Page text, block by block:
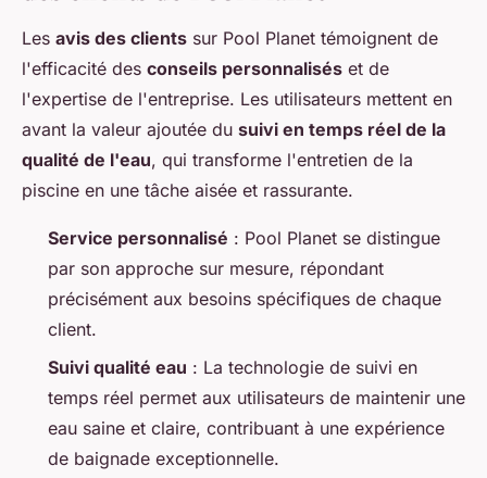
Les avis des clients sur Pool Planet témoignent de
l'efficacité des conseils personnalisés et de
l'expertise de l'entreprise. Les utilisateurs mettent en
avant la valeur ajoutée du suivi en temps réel de la
qualité de l'eau, qui transforme l'entretien de la
piscine en une tâche aisée et rassurante.
Service personnalisé : Pool Planet se distingue
par son approche sur mesure, répondant
précisément aux besoins spécifiques de chaque
client.
Suivi qualité eau : La technologie de suivi en
temps réel permet aux utilisateurs de maintenir une
eau saine et claire, contribuant à une expérience
de baignade exceptionnelle.